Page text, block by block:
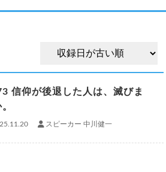
信仰が後退した人は、滅びま
スピーカー 中川健一